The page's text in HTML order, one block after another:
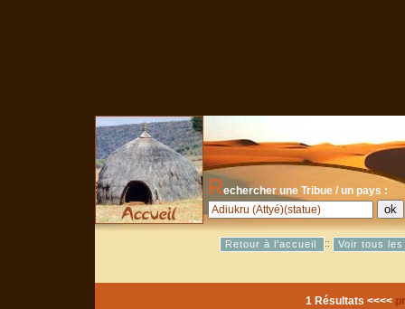
Rechercher une Tribue / un pays :
Retour à l'accueil :: Voir tous
1 Résultats <<<<